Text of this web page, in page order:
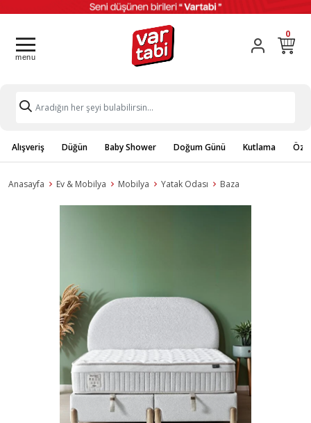
0
Alışveriş Düğün Baby Shower Doğum Günü Kutlama
Anasayfa Ev & Mobilya Mobilya Yatak Odası Baza